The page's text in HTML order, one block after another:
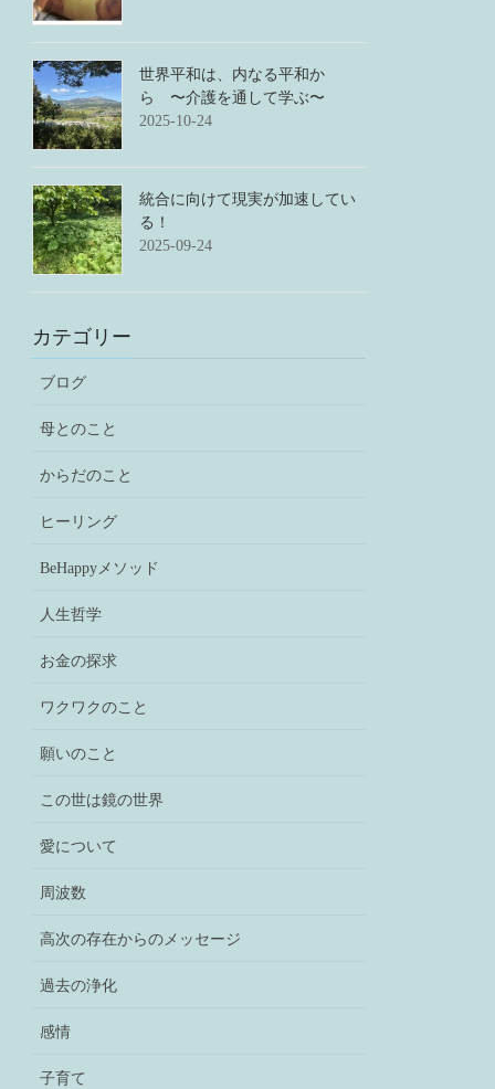
世界平和は、内なる平和か
ら 〜介護を通して学ぶ〜
2025-10-24
統合に向けて現実が加速してい
る！
2025-09-24
カテゴリー
ブログ
母とのこと
からだのこと
ヒーリング
BeHappyメソッド
人生哲学
お金の探求
ワクワクのこと
願いのこと
この世は鏡の世界
愛について
周波数
高次の存在からのメッセージ
過去の浄化
感情
子育て